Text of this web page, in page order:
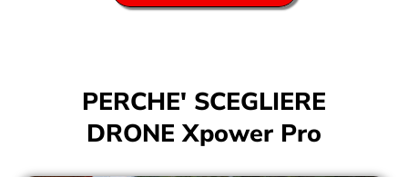
PERCHE' SCEGLIERE
DRONE Xpower Pro